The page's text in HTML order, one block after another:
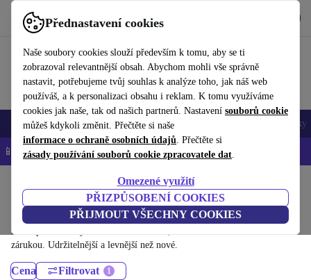
Přednastavení cookies
Naše soubory cookies slouží především k tomu, aby se ti
zobrazoval relevantnější obsah. Abychom mohli vše správně
nastavit, potřebujeme tvůj souhlas k analýze toho, jak náš web
používáš, a k personalizaci obsahu i reklam. K tomu využíváme
cookies jak naše, tak od našich partnerů. Nastavení souborů cookie
můžeš kdykoli změnit. Přečtěte si naše
informace o ochraně osobních údajů. Přečtěte si
zásady používání souborů cookie zpracovatele dat.
Omezené využití
PŘIZPŮSOBENÍ COOKIES
PŘIJMOUT VŠECHNY COOKIES
Používejte refurbed rychle a snadno
Mobily a smartphony Notebooky Tablety Doplňky
📱 -5 % NAVÍC na všechny iPhony – kód: IPHONEDEAL-
PlayStation:
Dříve použité PlayStation – renovované, s minimálně 12 měsíční
zárukou. Udržitelnější a levnější než nové.
Cena Filtrovat